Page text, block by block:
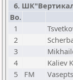
6.
Bo.
1
2
3
4
Kaliev
5
FM